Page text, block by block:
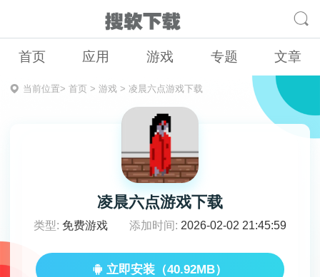
首页 应用 游戏 专题 文章
当前位置> 首页> 游戏> 凌晨六点游戏下载
凌晨六点游戏下载
类型: 免费游戏 添加时间: 2026-02-02 21:45:59
立即安装（40.92MB）